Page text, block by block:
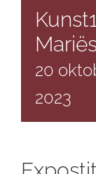
20
2023